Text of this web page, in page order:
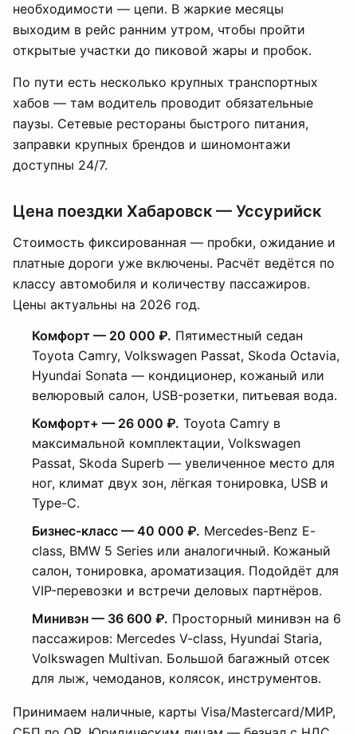
необходимости — цепи. В жаркие месяцы
выходим в рейс ранним утром, чтобы пройти
открытые участки до пиковой жары и пробок.
По пути есть несколько крупных транспортных
хабов — там водитель проводит обязательные
паузы. Сетевые рестораны быстрого питания,
заправки крупных брендов и шиномонтажи
доступны 24/7.
Цена поездки Хабаровск — Уссурийск
Стоимость фиксированная — пробки, ожидание и
платные дороги уже включены. Расчёт ведётся по
классу автомобиля и количеству пассажиров.
Цены актуальны на 2026 год.
Комфорт — 20 000 ₽. Пятиместный седан
Toyota Camry, Volkswagen Passat, Skoda Octavia,
Hyundai Sonata — кондиционер, кожаный или
велюровый салон, USB-розетки, питьевая вода.
Комфорт+ — 26 000 ₽. Toyota Camry в
максимальной комплектации, Volkswagen
Passat, Skoda Superb — увеличенное место для
ног, климат двух зон, лёгкая тонировка, USB и
Type-C.
Бизнес-класс — 40 000 ₽. Mercedes-Benz E-
class, BMW 5 Series или аналогичный. Кожаный
салон, тонировка, ароматизация. Подойдёт для
VIP-перевозки и встречи деловых партнёров.
Минивэн — 36 600 ₽. Просторный минивэн на 6
пассажиров: Mercedes V-class, Hyundai Staria,
Volkswagen Multivan. Большой багажный отсек
для лыж, чемоданов, колясок, инструментов.
Принимаем наличные, карты Visa/Mastercard/МИР,